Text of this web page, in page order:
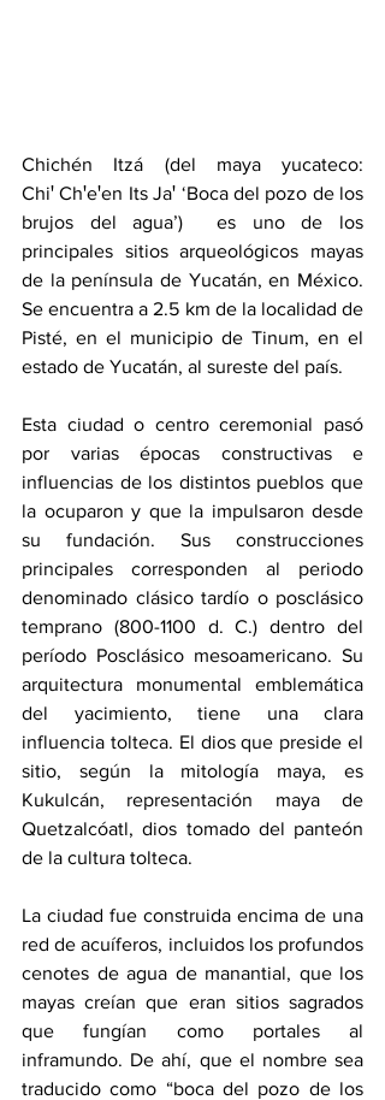
Chichén Itzá (del maya yucateco:
Chiꞌ Chꞌeꞌen Its Jaꞌ ‘Boca del pozo de los
brujos del agua’) ​ es uno de los
principales sitios arqueológicos mayas
de la península de Yucatán, en México.
Se encuentra a 2.5 km de la localidad de
Pisté, en el municipio de Tinum, en el
estado de Yucatán, al sureste del país.
Esta ciudad o centro ceremonial pasó
por varias épocas constructivas e
influencias de los distintos pueblos que
la ocuparon y que la impulsaron desde
su fundación. Sus construcciones
principales corresponden al periodo
denominado clásico tardío o posclásico
temprano (800-1100 d. C.) dentro del
período Posclásico mesoamericano. Su
arquitectura monumental emblemática
del yacimiento, tiene una clara
influencia tolteca. El dios que preside el
sitio, según la mitología maya, es
Kukulcán, representación maya de
Quetzalcóatl, dios tomado del panteón
de la cultura tolteca.
La ciudad fue construida encima de una
red de acuíferos, incluidos los profundos
cenotes de agua de manantial, que los
mayas creían que eran sitios sagrados
que fungían como portales al
inframundo. De ahí, que el nombre sea
traducido como “boca del pozo de los